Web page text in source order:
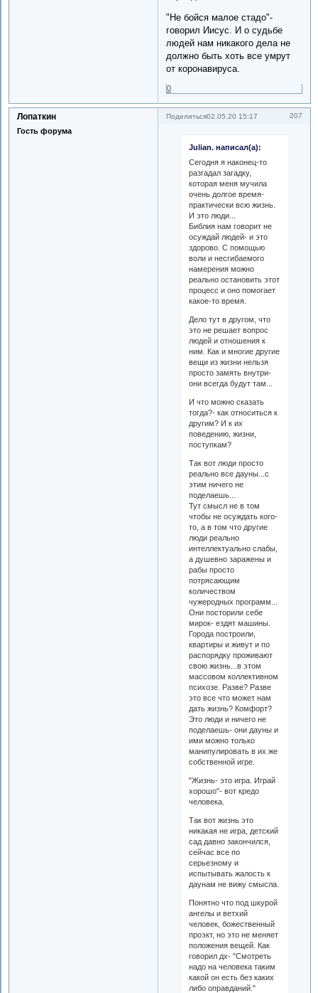
"Не бойся малое стадо"-
говорил Иисус. И о судьбе
людей нам никакого дела не
должно быть хоть все умрут
от коронавируса.
0
Поделиться 207
02.05.20 15:17
Лопаткин
Гость форума
Julian. написал(а):
Сегодня я наконец-то
разгадал загадку,
которая меня мучила
очень долгое время-
практически всю жизнь.
И это люди...
Библия нам говорит не
осуждай людей- и это
здорово. С помощью
воли и несгибаемого
намерения можно
реально остановить этот
процесс и оно помогает
какое-то время.
Дело тут в другом, что
это не решает вопрос
людей и отношения к
ним. Как и многие другие
вещи из жизни нельзя
просто замять внутри-
они всегда будут там...
И что можно сказать
тогда?- как относиться к
другим? И к их
поведению, жизни,
поступкам?
Так вот люди просто
реально все дауны...с
этим ничего не
поделаешь...
Тут смысл не в том
чтобы не осуждать кого-
то, а в том что другие
люди реально
интеллектуально слабы,
а душевно заражены и
рабы просто
потрясающим
количеством
чужеродных программ...
Они посторили себе
мирок- ездят машины.
Города построили,
квартиры и живут и по
распорядку проживают
свою жизнь...в этом
массовом коллективном
психозе. Разве? Разве
это все что может нам
дать жизнь? Комфорт?
Это люди и ничего не
поделаешь- они дауны и
ими можно только
манипулировать в их же
собственной игре.
"Жизнь- это игра. Играй
хорошо"- вот кредо
человека.
Так вот жизнь это
никакая не игра, детский
сад давно закончился,
сейчас все по
серьезному и
испытывать жалость к
даунам не вижу смысла.
Понятно что под шкурой
ангелы и ветхий
человек, божественный
проэкт, но это не меняет
положения вещей. Как
говорил дх- "Смотреть
надо на человека таким
какой он есть без каких
либо оправданий."